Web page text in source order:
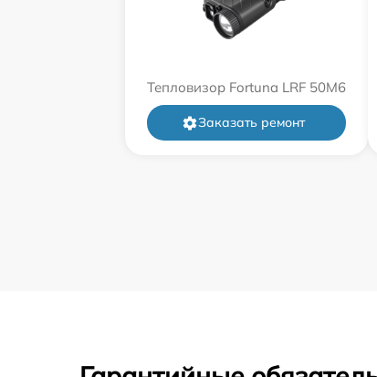
Тепловизор Fortuna LRF 50M6
Заказать ремонт